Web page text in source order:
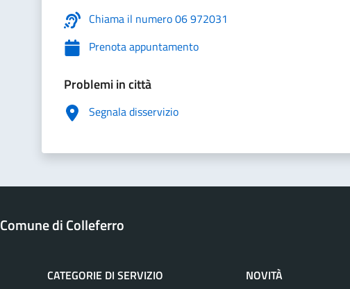
Chiama il numero 06 972031
Prenota appuntamento
Problemi in città
Segnala disservizio
Comune di Colleferro
CATEGORIE DI SERVIZIO
NOVITÀ